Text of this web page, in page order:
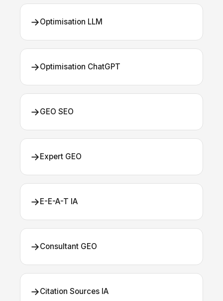
→Optimisation LLM
→Optimisation ChatGPT
→GEO SEO
→Expert GEO
→E-E-A-T IA
→Consultant GEO
→Citation Sources IA